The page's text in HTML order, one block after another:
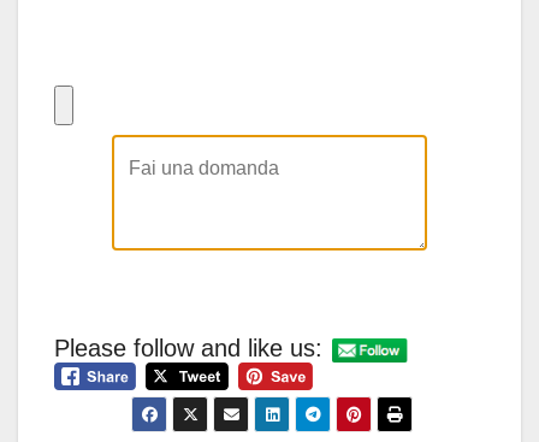
Please follow and like us: